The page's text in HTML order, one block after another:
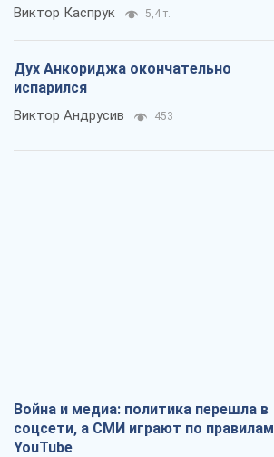
Виктор Каспрук 5,4 т.
Дух Анкориджа окончательно
испарился
Виктор Андрусив 453
Война и медиа: политика перешла в
соцсети, а СМИ играют по правилам
YouTube